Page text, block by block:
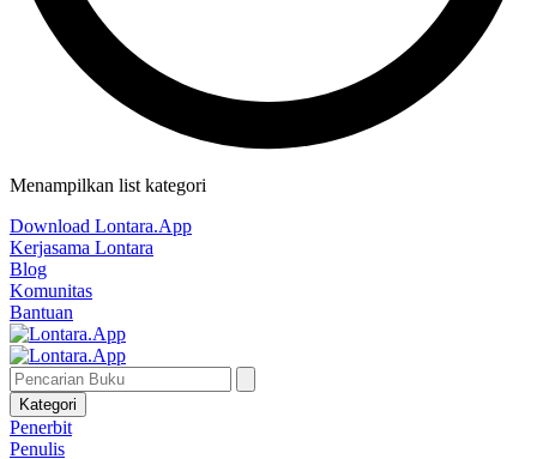
Menampilkan list kategori
Download Lontara.App
Kerjasama Lontara
Blog
Komunitas
Bantuan
Kategori
Penerbit
Penulis